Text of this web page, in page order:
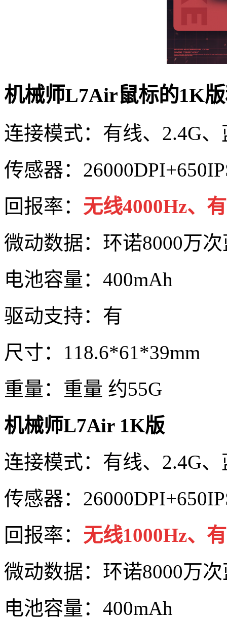
机械师L7Air鼠标的1K
连接模式：有线、2.4G
传感器：
回报率： 无线4000Hz、
微动数据：环诺8000万
电池容量：400mAh
驱动支持：有
尺寸：118.6*61*39mm
重量：重量 约55G
机械师L7Air 1K版
连接模式：有线、2.4G
传感器：
回报率： 无线1000Hz、
微动数据：环诺8000万
电池容量：400mAh